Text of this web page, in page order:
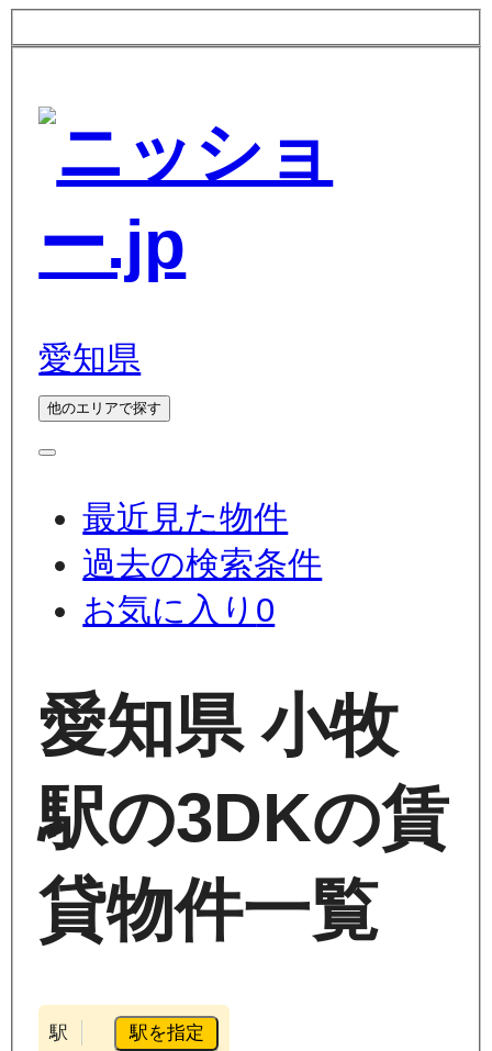
愛知県
他のエリアで探す
最近見た物件
過去の検索条件
お気に入り 0
愛知県 小牧
駅の3DKの賃
貸物件一覧
駅 駅を指定